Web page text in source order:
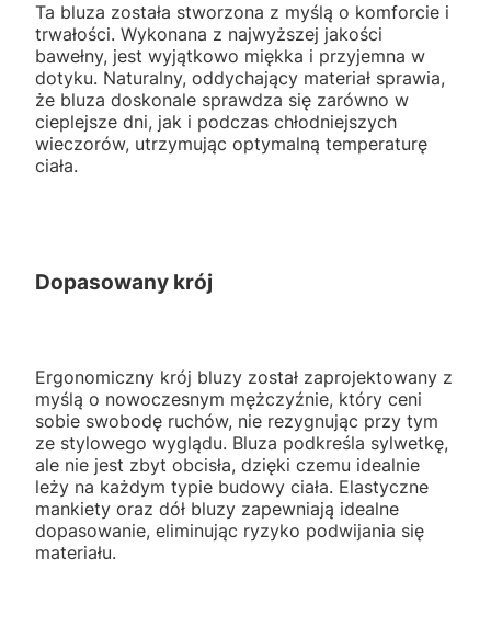
Ta bluza została stworzona z myślą o komforcie i
trwałości. Wykonana z najwyższej jakości
bawełny, jest wyjątkowo miękka i przyjemna w
dotyku. Naturalny, oddychający materiał sprawia,
że bluza doskonale sprawdza się zarówno w
cieplejsze dni, jak i podczas chłodniejszych
wieczorów, utrzymując optymalną temperaturę
ciała.
Dopasowany krój
Ergonomiczny krój bluzy został zaprojektowany z
myślą o nowoczesnym mężczyźnie, który ceni
sobie swobodę ruchów, nie rezygnując przy tym
ze stylowego wyglądu. Bluza podkreśla sylwetkę,
ale nie jest zbyt obcisła, dzięki czemu idealnie
leży na każdym typie budowy ciała. Elastyczne
mankiety oraz dół bluzy zapewniają idealne
dopasowanie, eliminując ryzyko podwijania się
materiału.